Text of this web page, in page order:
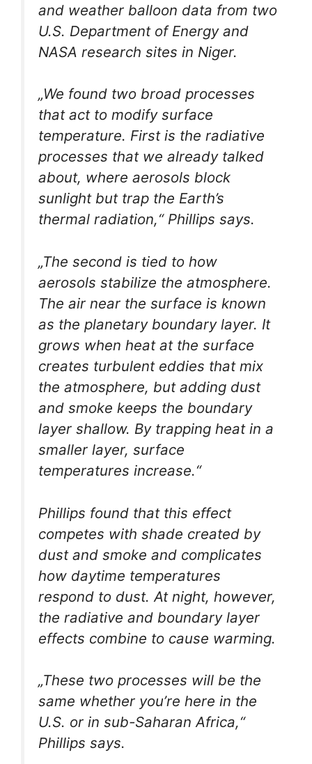
and weather balloon data from two
U.S. Department of Energy and
NASA research sites in Niger.
„We found two broad processes
that act to modify surface
temperature. First is the radiative
processes that we already talked
about, where aerosols block
sunlight but trap the Earth’s
thermal radiation,“ Phillips says.
„The second is tied to how
aerosols stabilize the atmosphere.
The air near the surface is known
as the planetary boundary layer. It
grows when heat at the surface
creates turbulent eddies that mix
the atmosphere, but adding dust
and smoke keeps the boundary
layer shallow. By trapping heat in a
smaller layer, surface
temperatures increase.“
Phillips found that this effect
competes with shade created by
dust and smoke and complicates
how daytime temperatures
respond to dust. At night, however,
the radiative and boundary layer
effects combine to cause warming.
„These two processes will be the
same whether you’re here in the
U.S. or in sub-Saharan Africa,“
Phillips says.